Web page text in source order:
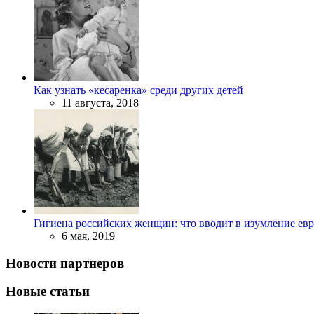
Как узнать «кесаренка» среди других детей
11 августа, 2018
Гигиена российских женщин: что вводит в изумление
6 мая, 2019
Новости партнеров
Новые статьи